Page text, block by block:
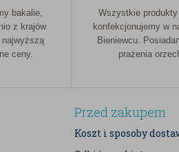
bakalie,
z krajów
najwyższą
ceny.
Wszystkie
konfekcjonujemy w
Bieniewcu.
prażenia
Przed zakupem
Koszt i sposoby